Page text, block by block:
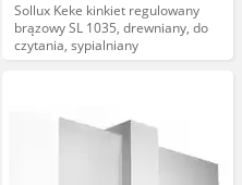
Sollux Keke kinkiet regulowany
brązowy SL 1035, drewniany, do
czytania, sypialniany